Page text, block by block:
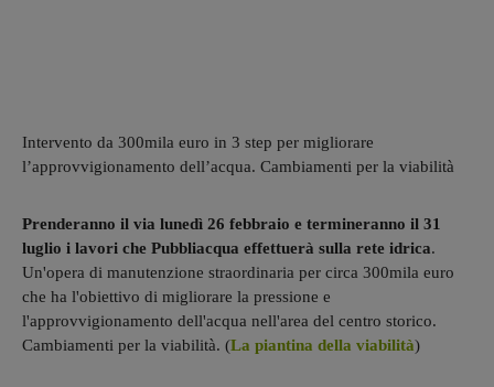
Intervento da 300mila euro in 3 step per migliorare
l’approvvigionamento dell’acqua. Cambiamenti per la viabilità
Prenderanno il via lunedì 26 febbraio e termineranno il 31
luglio i lavori che Pubbliacqua effettuerà sulla rete idrica.
Un'opera di manutenzione straordinaria per circa 300mila euro
che ha l'obiettivo di migliorare la pressione e
l'approvvigionamento dell'acqua nell'area del centro storico.
Cambiamenti per la viabilità. (La piantina della viabilità)